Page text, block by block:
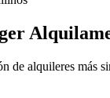
de alquileres más